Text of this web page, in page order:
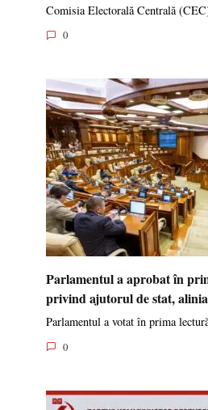
Comisia Electorală Centrală
0
Parlamentul a aprobat în
privind ajutorul de stat,
Parlamentul a votat în prima
0